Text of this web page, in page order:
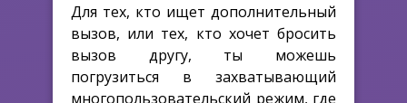
Для тех, кто ищет дополнительный
вызов, или тех, кто хочет бросить
вызов другу, ты можешь
погрузиться в захватывающий
многопользовательский режим, где